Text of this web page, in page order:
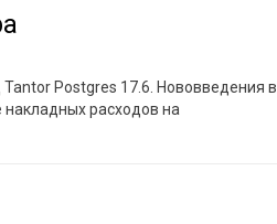
Postgres 17.6. Нововведения в
расходов на